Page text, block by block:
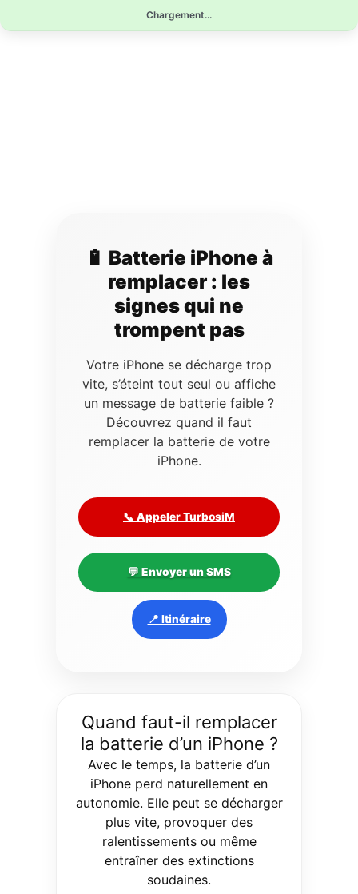
Chargement...
au
🔋 Batterie iPhone à
remplacer : les
signes qui ne
trompent pas
Votre iPhone se décharge trop
vite, s’éteint tout seul ou affiche
un message de batterie faible ?
Découvrez quand il faut
remplacer la batterie de votre
iPhone.
📞 Appeler TurbosiM
💬 Envoyer un SMS
📍 Itinéraire
Quand faut-il remplacer
la batterie d’un iPhone ?
Avec le temps, la batterie d’un
iPhone perd naturellement en
autonomie. Elle peut se décharger
plus vite, provoquer des
ralentissements ou même
entraîner des extinctions
soudaines.